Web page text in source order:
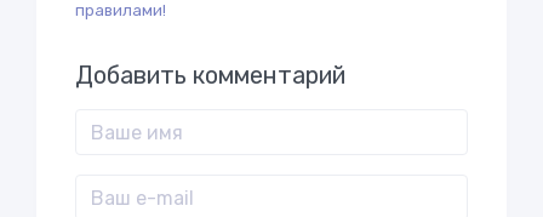
правилами!
Добавить комментарий